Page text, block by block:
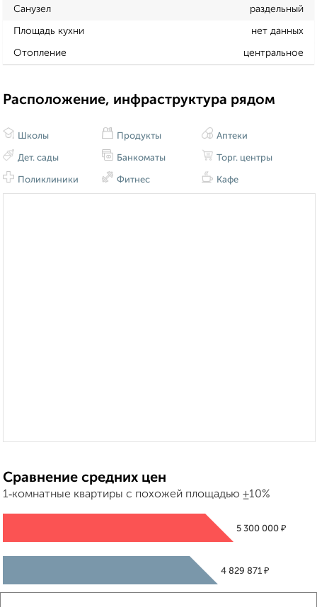
Санузел раздельный
Площадь кухни нет данных
Отопление центральное
Расположение, инфраструктура рядом
Школы
Дет. сады
Поликлиники
Продукты
Банкоматы
Фитнес
Аптеки
Торг. центры
Кафе
Сравнение средних цен
1‑комнатные квартиры с похожей площадью ±10%
5 300 000 ₽
4 829 871 ₽